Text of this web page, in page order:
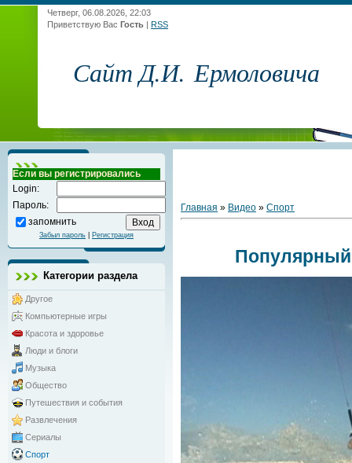
Четверг, 06.08.2026, 22:03
Приветствую Вас Гость | RSS
Сайт Д.И. Ермоловича
Если вы регистрировались
Login:
Пароль:
запомнить
Забыл пароль Регистрация
Категории раздела
Другое
Компьютерные игры
Красота и здоровье
Люди и блоги
Музыка
Общество
Путешествия и события
Развлечения
Сериалы
Спорт
Главная » Видео » Спорт
Популярный